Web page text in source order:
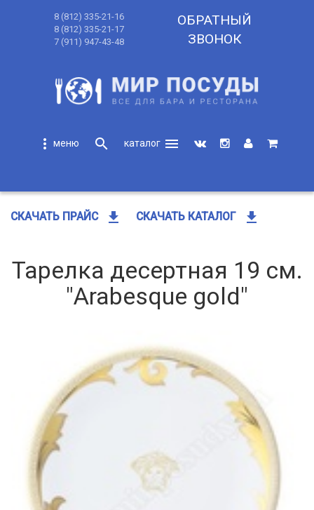
8 (812) 335-21-16
8 (812) 335-21-17
7 (911) 947-43-48
ОБРАТНЫЙ
ЗВОНОК
more_vert search
menu
СКАЧАТЬ ПРАЙС get_app СКАЧАТЬ КАТАЛОГ get_app
Тарелка десертная 19 см.
"Arabesque gold"